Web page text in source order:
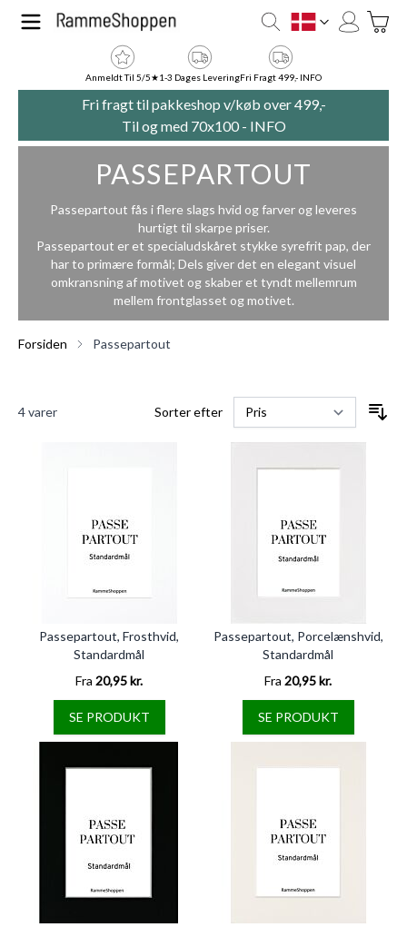
Skip to Content
DK
Anmeldt Til 5/5★1-3 Dages LeveringFri Fragt 499,- INFO
Fri fragt til pakkeshop v/køb over 499,-
Til og med 70x100 - INFO
PASSEPARTOUT
Passepartout fås i flere slags hvid og farver og leveres
hurtigt til skarpe priser.
Passepartout er et specialudskåret stykke syrefrit pap, der
har to primære formål; Dels giver det en elegant visuel
omkransning af motivet og skaber et tyndt mellemrum
mellem frontglasset og motivet.
Forsiden Passepartout
4varer Sorter efter
Passepartout, Frosthvid,
Standardmål
Fra 20,95 kr.
SE PRODUKT
Passepartout, Porcelænshvid,
Standardmål
Fra 20,95 kr.
SE PRODUKT